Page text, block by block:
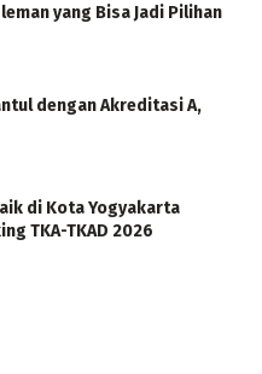
yang Bisa Jadi Pilihan
dengan Akreditasi A,
di Kota Yogyakarta
TKA-TKAD 2026